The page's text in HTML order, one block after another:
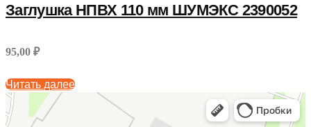
Заглушка НПВХ 110 мм ШУМЭКС 2390052
95,00 ₽
Читать далее